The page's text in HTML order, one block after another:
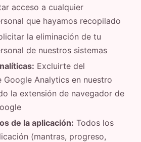
acceso a cualquier
que hayamos recopilado
la eliminación de tu
de nuestros sistemas
Excluirte del
Google Analytics en nuestro
la extensión de navegador de
de la aplicación: Todos los
(mantras, progreso,